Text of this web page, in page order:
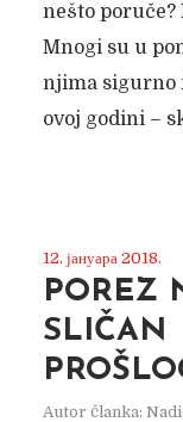
nešto poruče?
Mnogi su u
njima sigurno
ovoj godini –
12. јануара 2018.
POREZ
SLIČAN
Autor članka: